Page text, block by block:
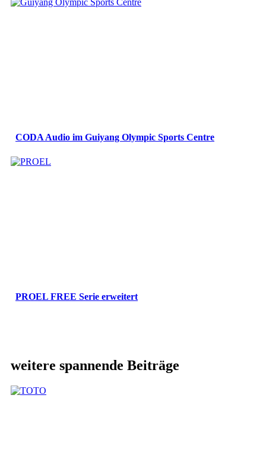
CODA Audio im Guiyang Olympic Sports Centre
PROEL FREE Serie erweitert
weitere spannende Beiträge